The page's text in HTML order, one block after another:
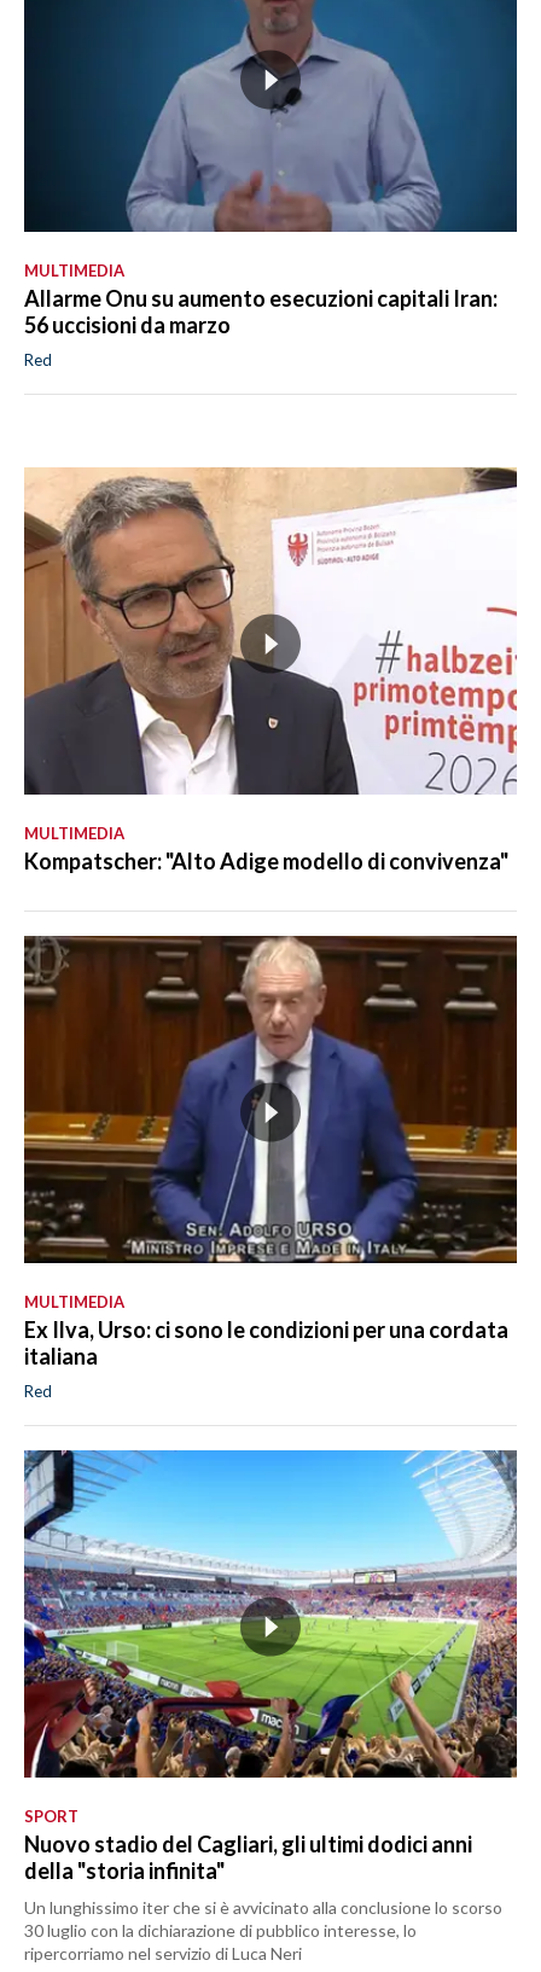
MULTIMEDIA
Allarme Onu su aumento esecuzioni capitali Iran:
56 uccisioni da marzo
Red
MULTIMEDIA
Kompatscher: "Alto Adige modello di convivenza"
MULTIMEDIA
Ex Ilva, Urso: ci sono le condizioni per una cordata
italiana
Red
SPORT
Nuovo stadio del Cagliari, gli ultimi dodici anni
della "storia infinita"
Un lunghissimo iter che si è avvicinato alla conclusione lo scorso
30 luglio con la dichiarazione di pubblico interesse, lo
ripercorriamo nel servizio di Luca Neri